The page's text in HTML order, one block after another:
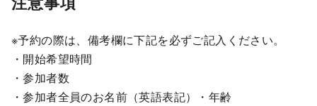
※予約の際は、備考欄に下記を必ずご記入ください。
・開始希望時間
・参加者数
・参加者全員のお名前（英語表記）・年齢